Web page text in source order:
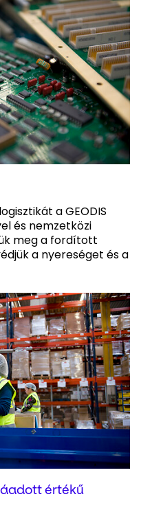
a GEODIS
és nemzetközi
meg a fordított
a nyereséget és a
értékű